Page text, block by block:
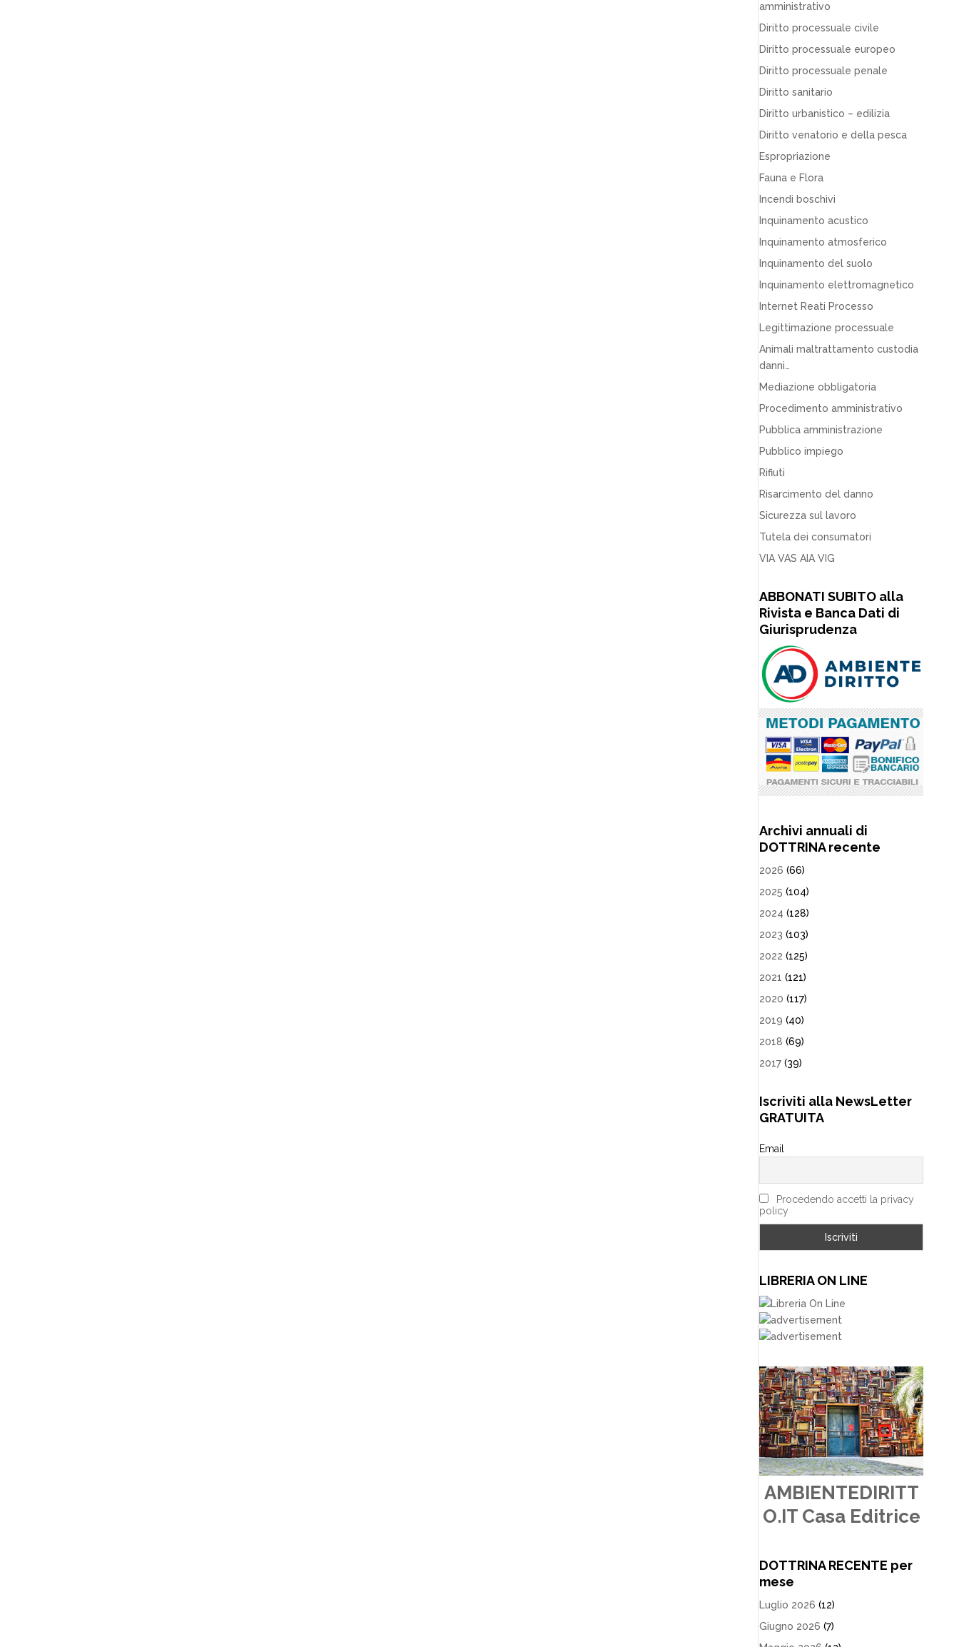
amministrativo
Diritto processuale civile
Diritto processuale europeo
Diritto processuale penale
Diritto sanitario
Diritto urbanistico – edilizia
Diritto venatorio e della pesca
Espropriazione
Fauna e Flora
Incendi boschivi
Inquinamento acustico
Inquinamento atmosferico
Inquinamento del suolo
Inquinamento elettromagnetico
Internet Reati Processo
Legittimazione processuale
Animali maltrattamento custodia
danni…
Mediazione obbligatoria
Procedimento amministrativo
Pubblica amministrazione
Pubblico impiego
Rifiuti
Risarcimento del danno
Sicurezza sul lavoro
Tutela dei consumatori
VIA VAS AIA VIG
ABBONATI SUBITO alla
Rivista e Banca Dati di
Giurisprudenza
Archivi annuali di
DOTTRINA recente
2026 (66)
2025 (104)
2024 (128)
2023 (103)
2022 (125)
2021 (121)
2020 (117)
2019 (40)
2018 (69)
2017 (39)
Iscriviti alla NewsLetter
GRATUITA
Email
Procedendo accetti la privacy
policy
LIBRERIA ON LINE
AMBIENTEDIRITT
O.IT Casa Editrice
DOTTRINA RECENTE per
mese
Luglio 2026 (12)
Giugno 2026 (7)